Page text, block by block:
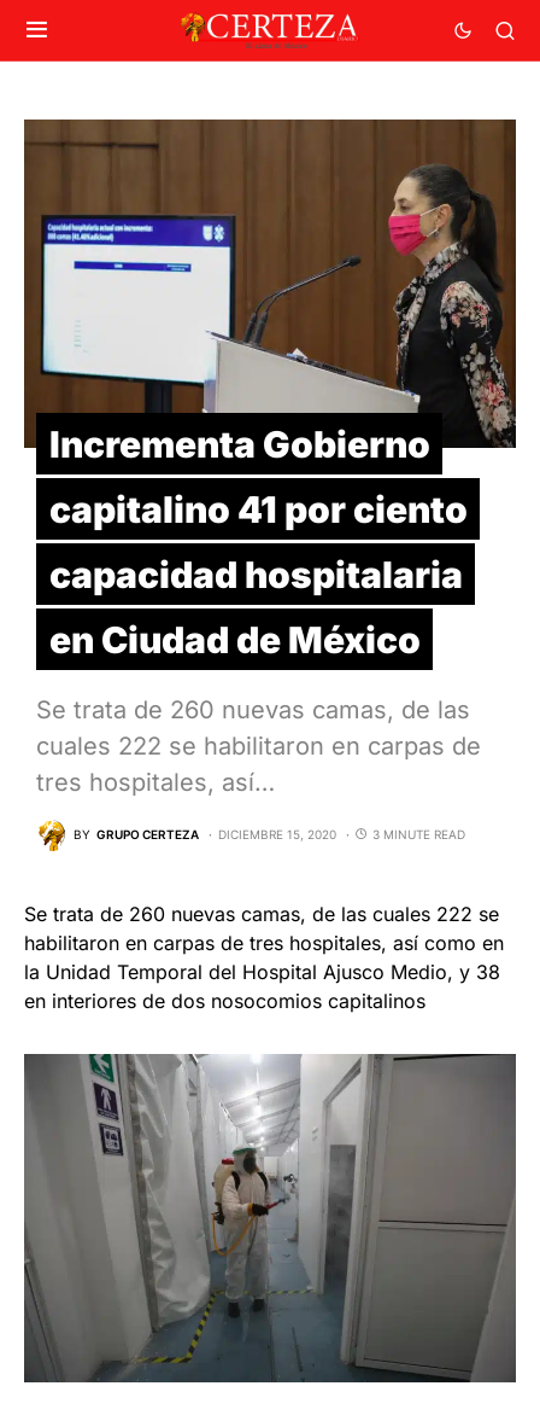
Incrementa Gobierno
capitalino 41 por ciento
capacidad hospitalaria
en Ciudad de México
Se trata de 260 nuevas camas, de las
cuales 222 se habilitaron en carpas de
tres hospitales, así…
BY GRUPO CERTEZA DICIEMBRE 15, 2020 3 MINUTE READ
Se trata de 260 nuevas camas, de las cuales 222 se
habilitaron en carpas de tres hospitales, así como en
la Unidad Temporal del Hospital Ajusco Medio, y 38
en interiores de dos nosocomios capitalinos